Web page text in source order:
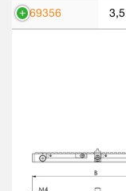
569356 3,5